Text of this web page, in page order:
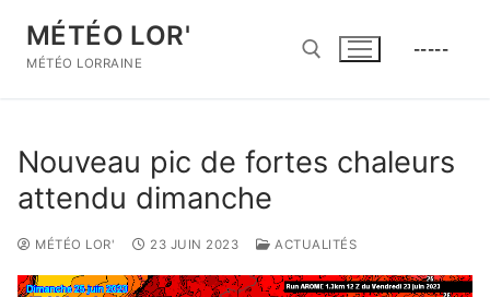
contenu
MÉTÉO LOR'
MÉTÉO LORRAINE
-----
Nouveau pic de fortes chaleurs
attendu dimanche
MÉTÉO LOR' 23 JUIN 2023 ACTUALITÉS